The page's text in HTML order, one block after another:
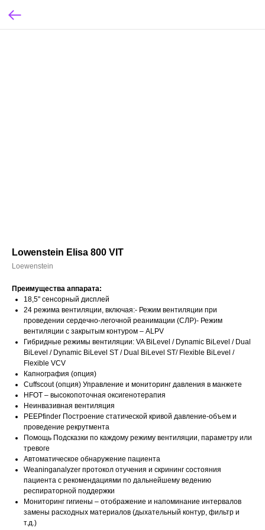
Lowenstein Elisa 800 VIT
Loewenstein
Преимущества аппарата:
18,5" сенсорный дисплей
24 режима вентиляции, включая:- Режим вентиляции при
проведении сердечно-легочной реанимации (СЛР)- Режим
вентиляции с закрытым контуром – ALPV
Гибридные режимы вентиляции: VA BiLevel / Dynamic BiLevel / Dual
BiLevel / Dynamic BiLevel ST / Dual BiLevel ST/ Flexible BiLevel /
Flexible VCV
Капнография (опция)
Cuffscout (опция) Управление и мониторинг давления в манжете
HFOT – высокопоточная оксигенотерапия
Неинвазивная вентиляция
PEEPfinder Построение статической кривой давление-объем и
проведение рекрутмента
Помощь Подсказки по каждому режиму вентиляции, параметру или
тревоге
Автоматическое обнаружение пациента
Weaninganalyzer протокол отучения и скрининг состояния
пациента с рекомендациями по дальнейшему ведению
респираторной поддержки
Мониторинг гигиены – отображение и напоминание интервалов
замены расходных материалов (дыхательный контур, фильтр и
т.д.)